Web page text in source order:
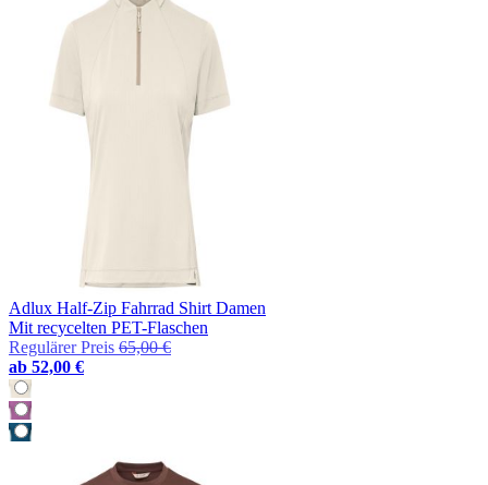
Adlux Half-Zip Fahrrad Shirt Damen
Mit recycelten PET-Flaschen
Regulärer Preis 65,00 €
ab 52,00 €